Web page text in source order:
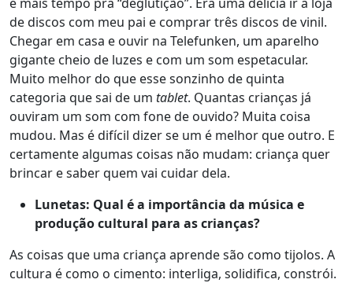
de discos com meu pai e comprar três discos de vinil.
Chegar em casa e ouvir na Telefunken, um aparelho
gigante cheio de luzes e com um som espetacular.
Muito melhor do que esse sonzinho de quinta
categoria que sai de um tablet. Quantas crianças já
ouviram um som com fone de ouvido? Muita coisa
mudou. Mas é difícil dizer se um é melhor que outro. E
certamente algumas coisas não mudam: criança quer
brincar e saber quem vai cuidar dela.
Lunetas: Qual é a importância da música e
produção cultural para as crianças?
As coisas que uma criança aprende são como tijolos. A
cultura é como o cimento: interliga, solidifica, constrói.